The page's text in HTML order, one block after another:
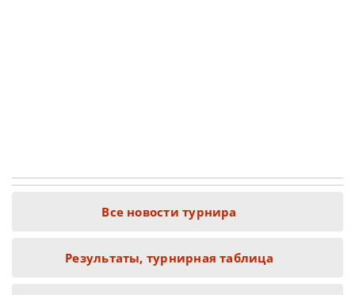
Все новости турнира
Результаты, турнирная таблица